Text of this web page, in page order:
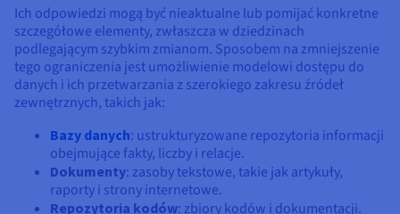
Ich odpowiedzi mogą być nieaktualne lub pomijać konkretne
szczegółowe elementy, zwłaszcza w dziedzinach
podlegającym szybkim zmianom. Sposobem na zmniejszenie
tego ograniczenia jest umożliwienie modelowi dostępu do
danych i ich przetwarzania z szerokiego zakresu źródeł
zewnętrznych, takich jak:
Bazy danych: ustrukturyzowane repozytoria informacji
obejmujące fakty, liczby i relacje.
Dokumenty: zasoby tekstowe, takie jak artykuły,
raporty i strony internetowe.
Repozytoria kodów: zbiory kodów i dokumentacji.